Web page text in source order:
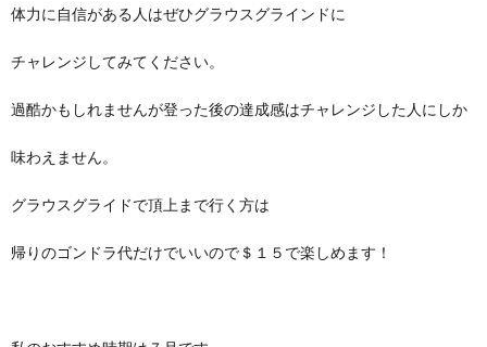
体力に自信がある人はぜひグラウスグラインドに
チャレンジしてみてください。
過酷かもしれませんが登った後の達成感はチャレンジした人にしか
味わえません。
グラウスグライドで頂上まで行く方は
帰りのゴンドラ代だけでいいので＄１５で楽しめます！